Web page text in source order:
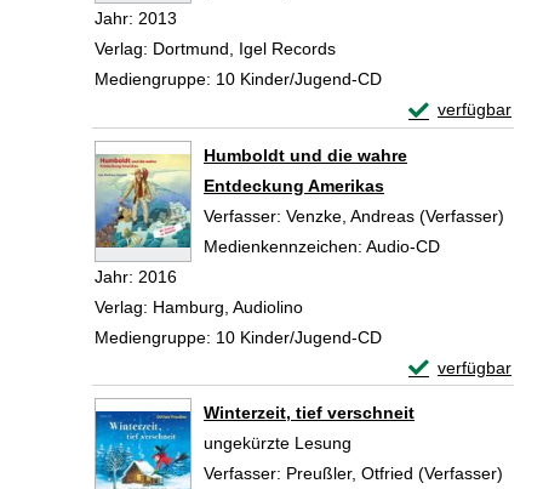
Jahr: 2013
Verlag: Dortmund, Igel Records
Mediengruppe: 10 Kinder/Jugend-CD
verfügbar
Exemplar-
Humboldt und die wahre
Entdeckung Amerikas
Verfasser: Venzke, Andreas (Verfasser)
Medienkennzeichen: Audio-CD
Jahr: 2016
Verlag: Hamburg, Audiolino
Mediengruppe: 10 Kinder/Jugend-CD
verfügbar
Exemplar-
Winterzeit, tief verschneit
ungekürzte Lesung
Verfasser: Preußler, Otfried (Verfasser)